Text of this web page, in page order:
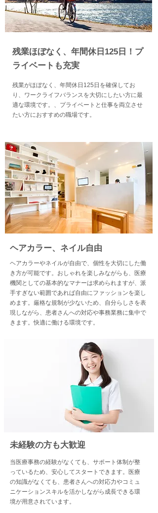
​残業ほぼなく、年間休日125日！プ
ライベートも充実
残業がほぼなく、年間休日125日を確保してお
り、ワークライフバランスを大切にしたい方に最
適な環境です。、プライベートと仕事を両立させ
たい方におすすめの職場です。
​ヘアカラー、ネイル自由
​ヘアカラーやネイルが自由で、個性を大切にした働
き方が可能です。おしゃれを楽しみながらも、医療
機関としての基本的なマナーは求められますが、派
手すぎない範囲であれば自由にファッションを楽し
めます。厳格な規制が少ないため、自分らしさを表
現しながら、患者さんへの対応や事務業務に集中で
きます。快適に働ける環境です。
​未経験の方も大歓迎
​当医療事務の経験がなくても、サポート体制が整
っているため、安心してスタートできます。医療
の知識がなくても、患者さんへの対応力やコミュ
ニケーションスキルを活かしながら成長できる環
境が用意されています。